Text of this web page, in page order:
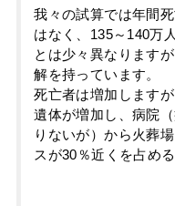
我々の試算では年間
はなく、135～140万
とは少々異なります
解を持っています。
死亡者は増加します
遺体が増加し、病院
りないが）から火葬
スが30％近くを占め